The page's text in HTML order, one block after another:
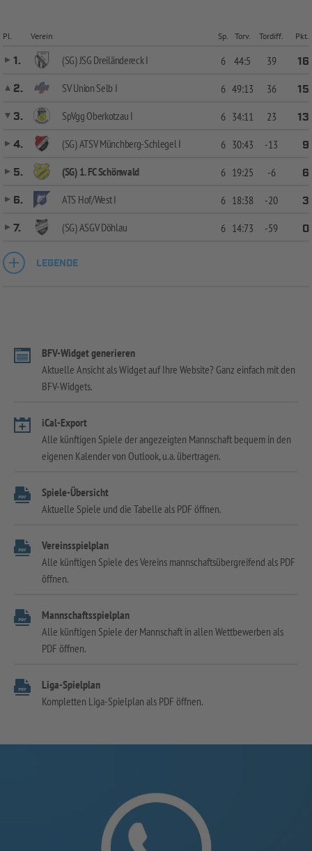
Pl. Verein Sp. Torv. Tordiff. Pkt.
1. (SG) JSG Dreiländereck I 6 44:5 39
16
2.
SV Union Selb I 6 49:13 36
15
3.
SpVgg Oberkotzau I 6 34:11 23
13
4.
(SG) ATSV Münchberg-Schlegel I 6 30:43 -13
9
5.
(SG) 1. FC Schönwald 6 19:25 -6
6
6.
ATS Hof/West I 6 18:38 -20
3
7.
(SG) ASGV Döhlau 6 14:73 -59 0
LEGENDE
BFV-Widget generieren
Aktuelle Ansicht als Widget auf Ihre Website? Ganz einfach mit den
BFV-Widgets.
iCal-Export
Alle künftigen Spiele der angezeigten Mannschaft bequem in den
eigenen Kalender von Outlook, u.a. übertragen.
Spiele-Übersicht
Aktuelle Spiele und die Tabelle als PDF öffnen.
Vereinsspielplan
Alle künftigen Spiele des Vereins mannschaftsübergreifend als PDF
öffnen.
Mannschaftsspielplan
Alle künftigen Spiele der Mannschaft in allen Wettbewerben als
PDF öffnen.
Liga-Spielplan
Kompletten Liga-Spielplan als PDF öffnen.